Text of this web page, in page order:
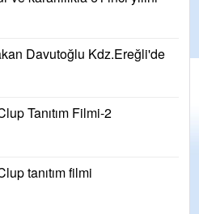
Davutoğlu Kdz.Ereğli'de
Tanıtım Filmi-2
tanıtım filmi